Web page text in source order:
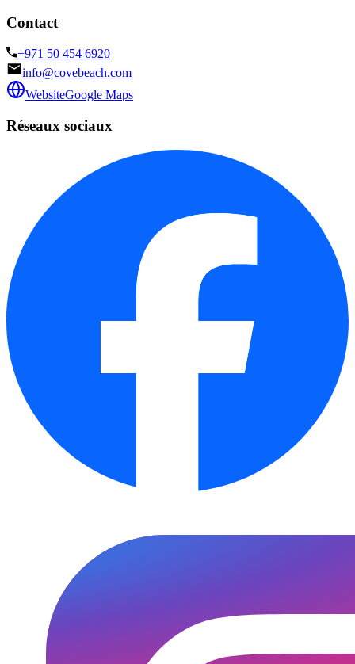
Contact
+971 50 454 6920
info@covebeach.com
WebsiteGoogle Maps
Réseaux sociaux